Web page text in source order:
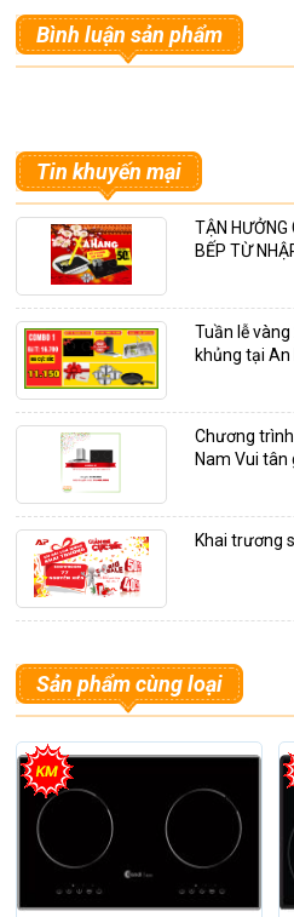
Bình luận sản phẩm
Tin khuyến mại
TẬN HƯỞNG
BẾP TỪ
Tuần lễ
khủng tại An
Chương
Nam Vui
Khai trương
Sản phẩm cùng loại